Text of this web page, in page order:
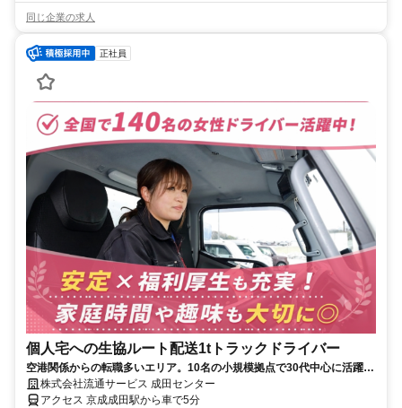
同じ企業の求人
正社員
個人宅への生協ルート配送1tトラックドライバー
空港関係からの転職多いエリア。10名の小規模拠点で30代中心に活躍
中！株式会社流通サービス 成田センター
アクセス 京成成田駅から車で5分